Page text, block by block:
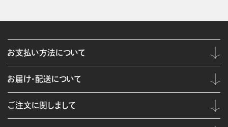
お支払い方法について
お届け・配送について
ご注文に関しまして